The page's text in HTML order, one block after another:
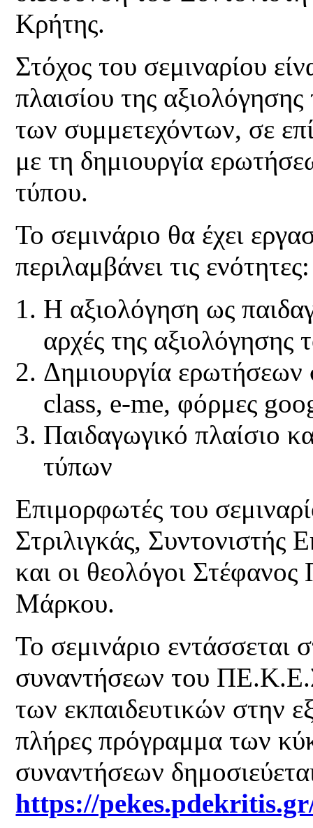
Κρήτης.
Στόχος του σεμιναρίου
πλαισίου της
των συμμετεχόντων, σε
με τη δημιουργία
τύπου.
Το σεμινάριο θα έχει
περιλαμβάνει τις ενότητες:
Η αξιολόγηση ως
αρχές της αξιολόγησης
Δημιουργία
class, e-me, φόρμες
Παιδαγωγικό πλαίσιο
τύπων
Επιμορφωτές του
Στριλιγκάς, Συντονιστής
και οι θεολόγοι
Μάρκου.
Το σεμινάριο εντάσσεται
συναντήσεων του
των εκπαιδευτικών στην
πλήρες πρόγραμμα των
συναντήσεων
https://